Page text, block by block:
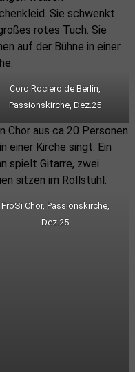
Coro Rociero de Berlin,
Passionskirche, Dez.25
FröSi Chor, Passionskirche,
Dez.25